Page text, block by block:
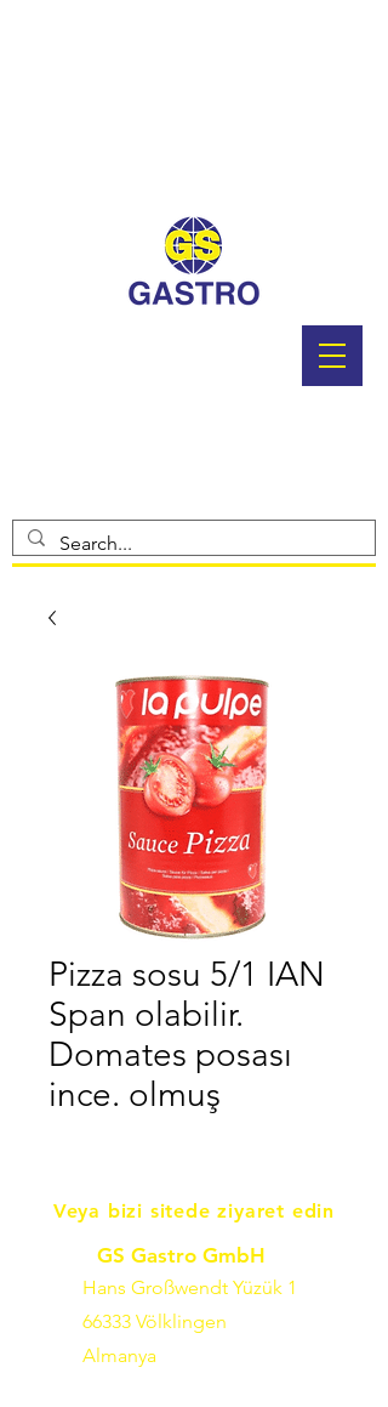
Pizza sosu 5/1 IAN
Span olabilir.
Domates posası
ince. olmuş
Veya bizi sitede ziyaret edin
GS Gastro GmbH
Hans Großwendt Yüzük 1
66333 Völklingen
Almanya